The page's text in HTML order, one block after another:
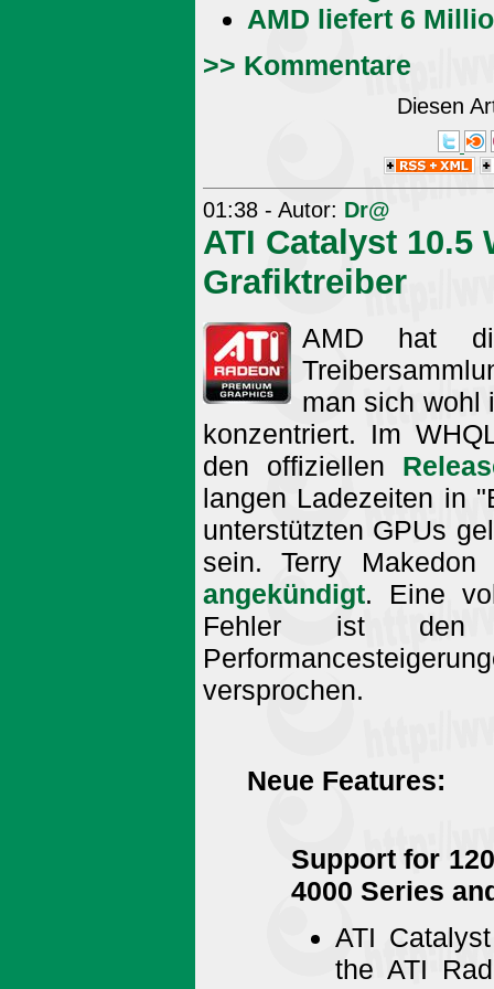
AMD liefert 6
>> Kommentare
Diesen
01:38 - Autor: Dr@
ATI Catalyst 10.5
Grafiktreiber
AMD hat
man sich wohl
konzentriert. Im
den offiziellen
langen Ladezeiten in
unterstützten GPUs
sein. Terry
angekündigt. Eine
Fehler ist
versprochen.
Neue Features:
Support for
4000 Series
ATI
the ATI